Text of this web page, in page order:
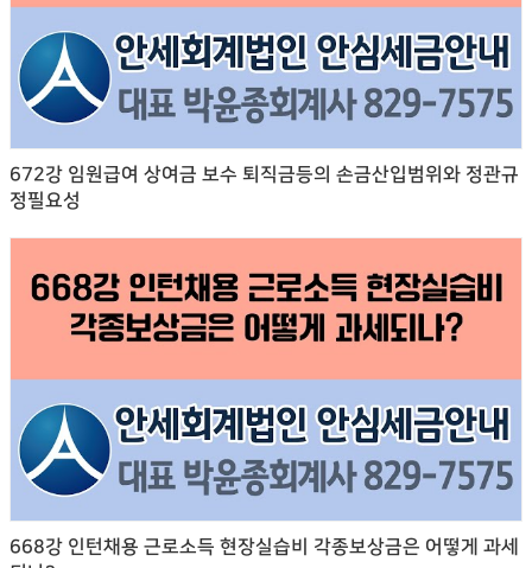
672강 임원급여 상여금 보수 퇴직금등의 손금산입범위와 정관규
정필요성
668강 인턴채용 근로소득 현장실습비 각종보상금은 어떻게 과세